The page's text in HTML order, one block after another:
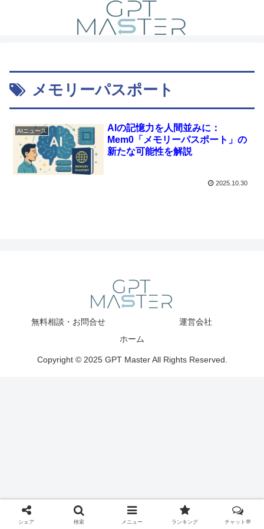
メモリーパスポート
AIニュース
AIの記憶力を人間並みに：
Mem0「メモリーパスポート」の
新たな可能性を解説
2025.10.30
無料相談・お問合せ
運営会社
ホーム
Copyright © 2025 GPT Master All Rights Reserved.
シェア 検索 メニュー ランキング チャット💬